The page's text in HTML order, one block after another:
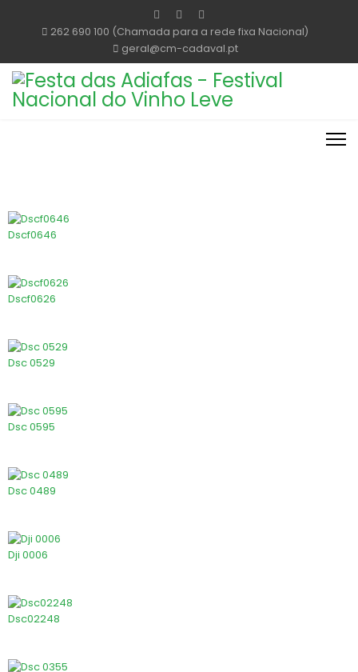
262 690 100 (Chamada para a rede fixa Nacional)
geral@cm-cadaval.pt
Dscf0646
Dscf0626
Dsc 0529
Dsc 0595
Dsc 0489
Dji 0006
Dsc02248